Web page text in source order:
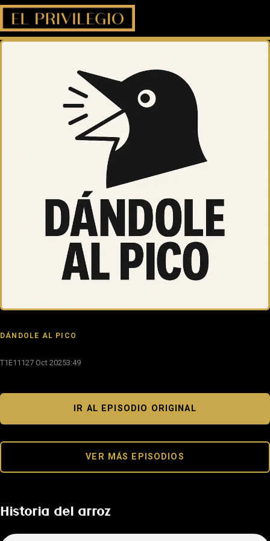
DÁNDOLE AL PICO
T1E11127 Oct 20253:49
IR AL EPISODIO ORIGINAL
VER MÁS EPISODIOS
Historia del arroz